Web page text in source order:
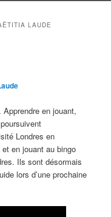
LAUDE
en jouant,
Londres en
en jouant au bingo
Ils sont désormais
lors d’une prochaine